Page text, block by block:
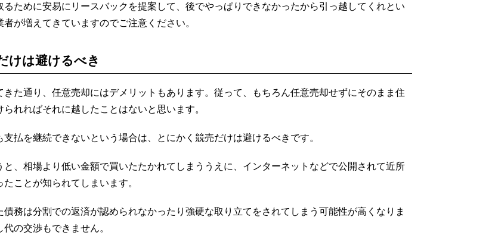
るために安易にリースバックを提案して、後でやっぱりできなかったから引っ越してくれとい
者が増えてきていますのでご注意ください。
けは避けるべき
きた通り、任意売却にはデメリットもあります。従って、もちろん任意売却せずにそのまま住
れればそれに越したことはないと思います。
支払を継続できないという場合は、とにかく競売だけは避けるべきです。
と、相場より低い金額で買いたたかれてしまううえに、インターネットなどで公開されて近所
ことが知られてしまいます。
債務は分割での返済が認められなかったり強硬な取り立てをされてしまう可能性が高くなりま
の交渉もできません。